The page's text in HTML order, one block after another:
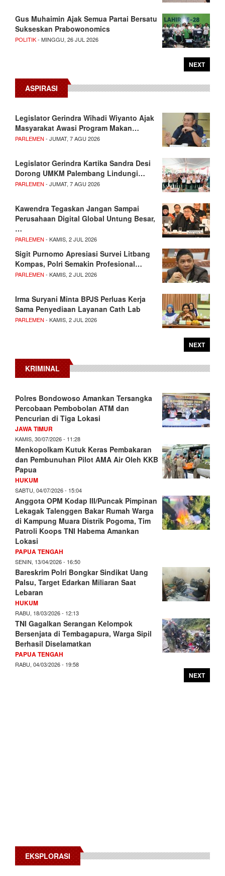
Gus Muhaimin Ajak Semua Partai Bersatu
Sukseskan Prabowonomics
POLITIK- MINGGU, 26 JUL 2026
NEXT
ASPIRASI
Legislator Gerindra Wihadi Wiyanto Ajak
Masyarakat Awasi Program Makan…
PARLEMEN - JUMAT, 7 AGU 2026
Legislator Gerindra Kartika Sandra Desi
Dorong UMKM Palembang Lindungi…
PARLEMEN - JUMAT, 7 AGU 2026
Kawendra Tegaskan Jangan Sampai
Perusahaan Digital Global Untung Besar,
…
PARLEMEN - KAMIS, 2 JUL 2026
Sigit Purnomo Apresiasi Survei Litbang
Kompas, Polri Semakin Profesional…
PARLEMEN - KAMIS, 2 JUL 2026
Irma Suryani Minta BPJS Perluas Kerja
Sama Penyediaan Layanan Cath Lab
PARLEMEN - KAMIS, 2 JUL 2026
NEXT
KRIMINAL
Polres Bondowoso Amankan Tersangka
Percobaan Pembobolan ATM dan
Pencurian di Tiga Lokasi
JAWA TIMUR
KAMIS, 30/07/2026 - 11:28
Menkopolkam Kutuk Keras Pembakaran
dan Pembunuhan Pilot AMA Air Oleh KKB
Papua
HUKUM
SABTU, 04/07/2026 - 15:04
Anggota OPM Kodap III/Puncak Pimpinan
Lekagak Talenggen Bakar Rumah Warga
di Kampung Muara Distrik Pogoma, Tim
Patroli Koops TNI Habema Amankan
Lokasi
PAPUA TENGAH
SENIN, 13/04/2026 - 16:50
Bareskrim Polri Bongkar Sindikat Uang
Palsu, Target Edarkan Miliaran Saat
Lebaran
HUKUM
RABU, 18/03/2026 - 12:13
TNI Gagalkan Serangan Kelompok
Bersenjata di Tembagapura, Warga Sipil
Berhasil Diselamatkan
PAPUA TENGAH
RABU, 04/03/2026 - 19:58
NEXT
EKSPLORASI